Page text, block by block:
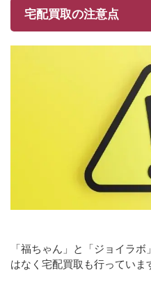
宅配買取の注意点
「福ちゃん」と「ジョイラ
はなく宅配買取も行っていま